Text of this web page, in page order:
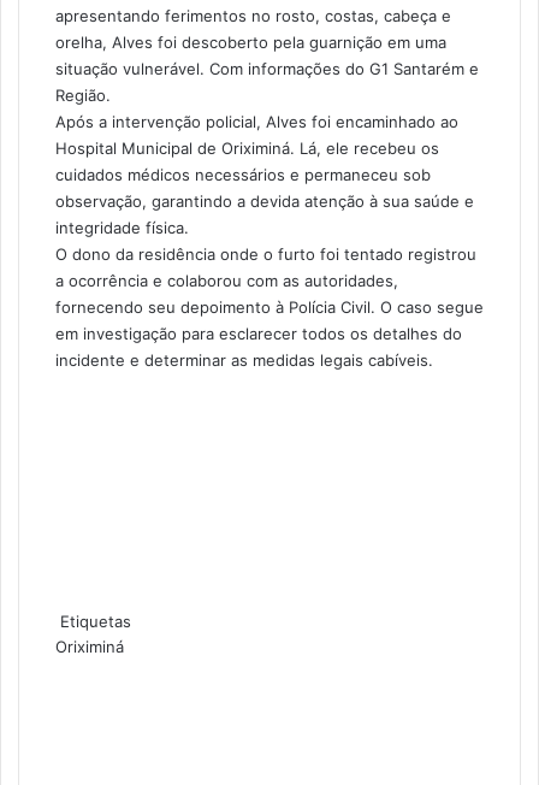
apresentando ferimentos no rosto, costas, cabeça e
orelha, Alves foi descoberto pela guarnição em uma
situação vulnerável. Com informações do G1 Santarém e
Região.
Após a intervenção policial, Alves foi encaminhado ao
Hospital Municipal de Oriximiná. Lá, ele recebeu os
cuidados médicos necessários e permaneceu sob
observação, garantindo a devida atenção à sua saúde e
integridade física.
O dono da residência onde o furto foi tentado registrou
a ocorrência e colaborou com as autoridades,
fornecendo seu depoimento à Polícia Civil. O caso segue
em investigação para esclarecer todos os detalhes do
incidente e determinar as medidas legais cabíveis.
Etiquetas
Oriximiná